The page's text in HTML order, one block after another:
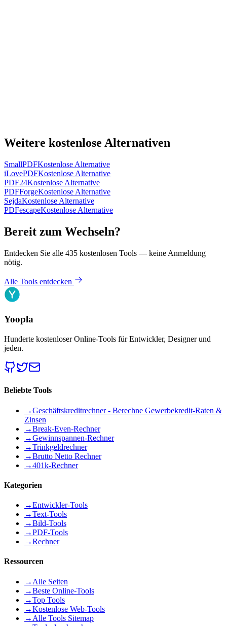
Weitere kostenlose Alternativen
SmallPDFKostenlose Alternative
iLovePDFKostenlose Alternative
PDF24Kostenlose Alternative
PDFForgeKostenlose Alternative
SejdaKostenlose Alternative
PDFescapeKostenlose Alternative
Bereit zum Wechseln?
Entdecken Sie alle 435 kostenlosen Tools — keine Anmeldung
nötig.
Alle Tools entdecken
Yoopla
Hunderte kostenloser Online-Tools für Entwickler, Designer und
jeden.
Beliebte Tools
→Geschäftskreditrechner - Berechne Gewerbekredit-Raten &
Zinsen
→Break-Even-Rechner
→Gewinnspannen-Rechner
→Trinkgeldrechner
→Brutto Netto Rechner
→401k-Rechner
Kategorien
→Entwickler-Tools
→Text-Tools
→Bild-Tools
→PDF-Tools
→Rechner
Ressourcen
→ Alle Seiten
→Beste Online-Tools
→Top Tools
→Kostenlose Web-Tools
→ Alle Tools Sitemap